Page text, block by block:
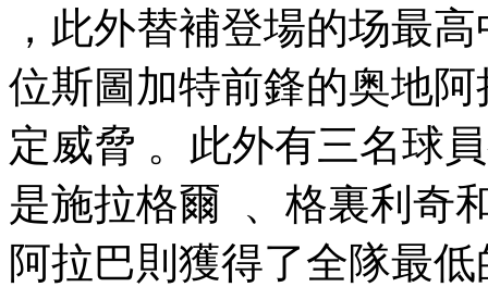
，此外替補登場的场最高
位斯圖加特前鋒的奥地
定威脅  。此外有三名球
是施拉格爾  、格裏利奇和
阿拉巴則獲得了全隊最低的